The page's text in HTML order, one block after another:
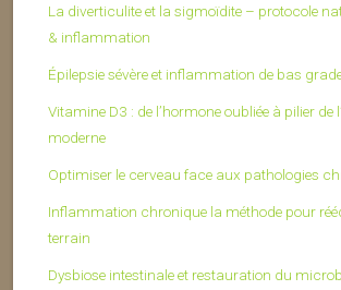
La diverticulite et la sigmoïdite – protocole
& inflammation
Épilepsie sévère et inflammation de bas
Vitamine D3 : de l’hormone oubliée à pilier de
moderne
Optimiser le cerveau face aux pathologies
Inflammation chronique la méthode pour
terrain
Dysbiose intestinale et restauration du